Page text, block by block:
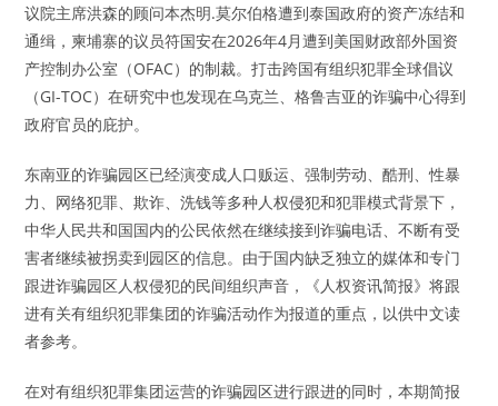
议院主席洪森的顾问本杰明.莫尔伯格遭到泰国政府的资产冻结和
通缉，柬埔寨的议员符国安在2026年4月遭到美国财政部外国资
产控制办公室（OFAC）的制裁。打击跨国有组织犯罪全球倡议
（GI-TOC）在研究中也发现在乌克兰、格鲁吉亚的诈骗中心得到
政府官员的庇护。
东南亚的诈骗园区已经演变成人口贩运、强制劳动、酷刑、性暴
力、网络犯罪、欺诈、洗钱等多种人权侵犯和犯罪模式背景下，
中华人民共和国国内的公民依然在继续接到诈骗电话、不断有受
害者继续被拐卖到园区的信息。由于国内缺乏独立的媒体和专门
跟进诈骗园区人权侵犯的民间组织声音，《人权资讯简报》将跟
进有关有组织犯罪集团的诈骗活动作为报道的重点，以供中文读
者参考。
在对有组织犯罪集团运营的诈骗园区进行跟进的同时，本期简报